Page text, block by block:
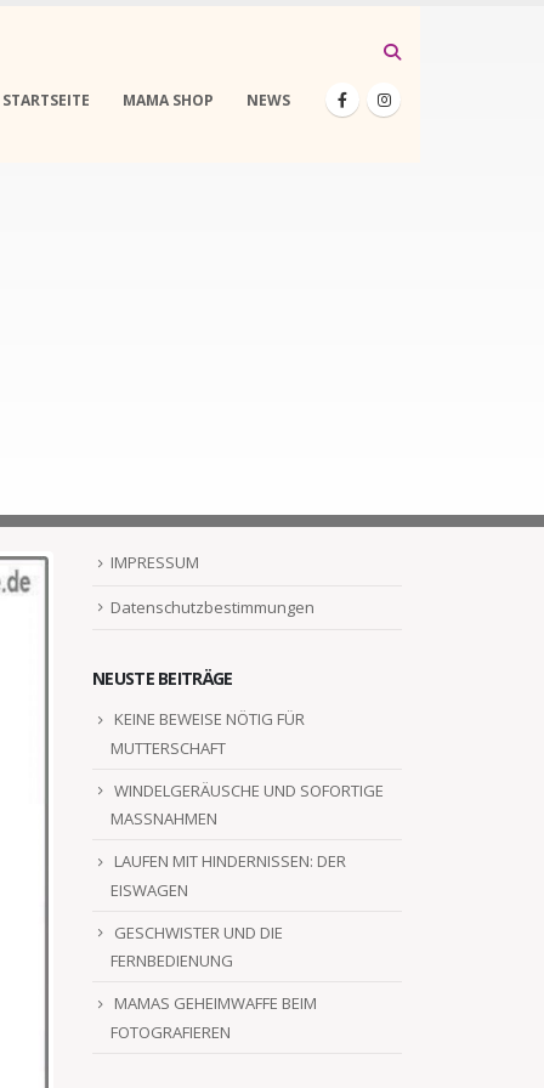
STARTSEITE MAMA SHOP NEWS
IMPRESSUM
Datenschutzbestimmungen
NEUSTE BEITRÄGE
KEINE BEWEISE NÖTIG FÜR
MUTTERSCHAFT
WINDELGERÄUSCHE UND SOFORTIGE
MASSNAHMEN
LAUFEN MIT HINDERNISSEN: DER
EISWAGEN
GESCHWISTER UND DIE
FERNBEDIENUNG
MAMAS GEHEIMWAFFE BEIM
FOTOGRAFIEREN